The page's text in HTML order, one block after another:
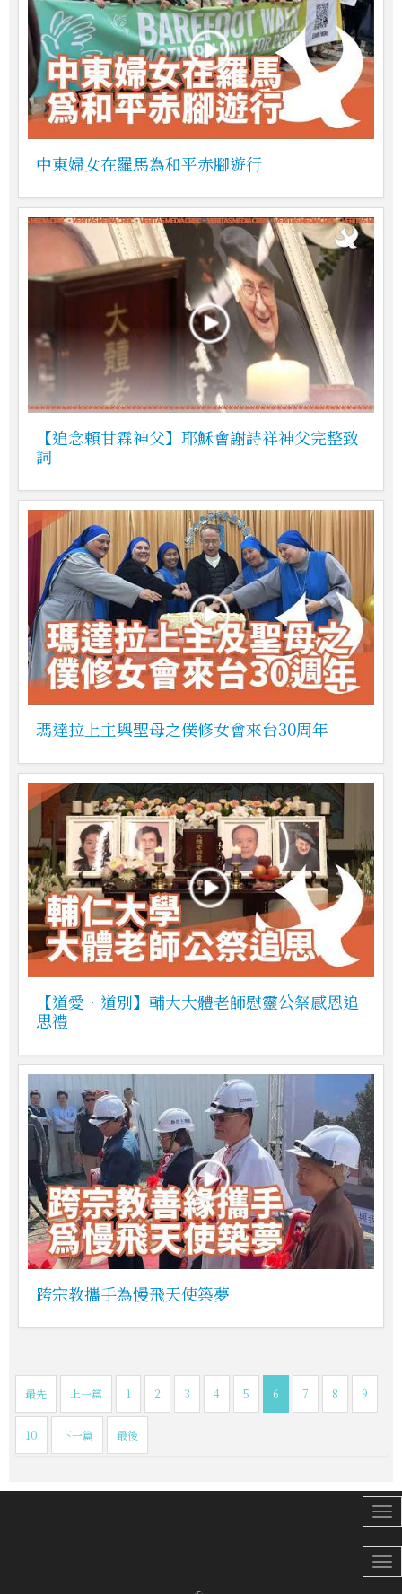
中東婦女在羅馬為和平赤腳遊行
【追念賴甘霖神父】耶穌會謝詩祥神父完整致
詞
瑪達拉上主與聖母之僕修女會來台30周年
【道愛．道別】輔大大體老師慰靈公祭感恩追
思禮
跨宗教攜手為慢飛天使築夢
最先 上一篇 1 2 3 4 5 6 7 8 9
10 下一篇 最後